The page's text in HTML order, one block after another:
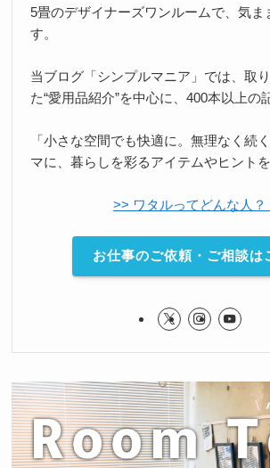
5畳のデザイナーズワンルームで、気ま
す。
当ブログ「シンプルマニア」では、取
た“愛用品紹介”を中心に、400本以上の
「小さな空間でも快適に。無理なく続
マに、暮らしを彩るアイテムやヒントを
>> ワタルってどんな人？
お仕事のご依頼・ご相談は